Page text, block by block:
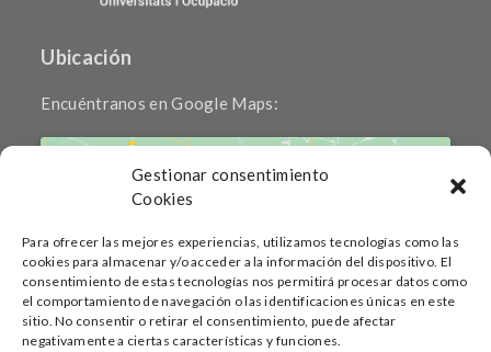
Gestionar consentimiento
Cookies
Para ofrecer las mejores experiencias, utilizamos tecnologías como las
cookies para almacenar y/o acceder a la información del dispositivo. El
consentimiento de estas tecnologías nos permitirá procesar datos como
el comportamiento de navegación o las identificaciones únicas en este
sitio. No consentir o retirar el consentimiento, puede afectar
negativamente a ciertas características y funciones.
Ubicación
Encuéntranos en Google Maps:
Haz clic para aceptar cookies de marketing
y permitir este contenido